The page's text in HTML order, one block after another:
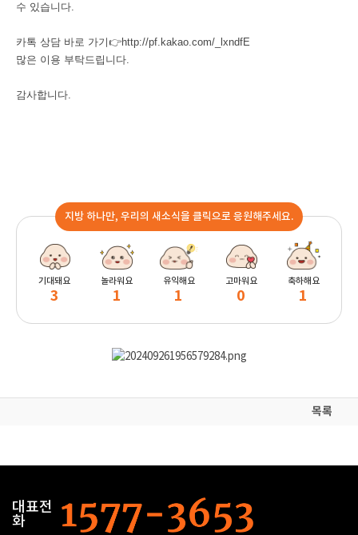
수 있습니다.
카톡 상담 바로 가기👉http://pf.kakao.com/_lxndfE
많은 이용 부탁드립니다.
감사합니다.
지방 하나만, 우리의 새소식을 클릭으로 응원해주세요.
기대돼요
3
놀라워요
1
유익해요
1
고마워요
0
축하해요
1
목록
대표전
화